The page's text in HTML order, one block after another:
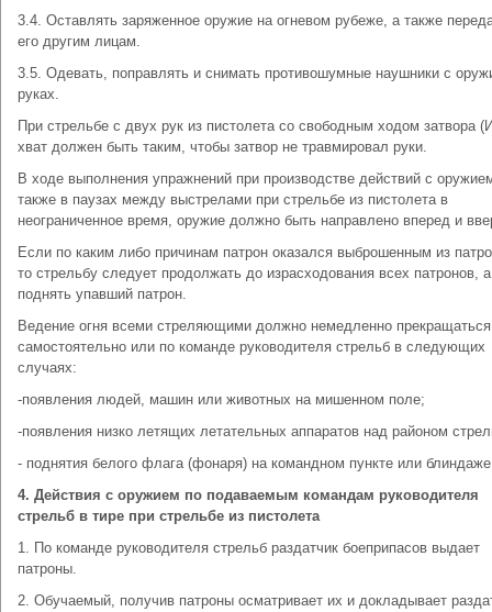
3.4. Оставлять заряженное оружие на огневом рубеже, а также
его другим лицам.
3.5. Одевать, поправлять и снимать противошумные наушники с
руках.
При стрельбе с двух рук из пистолета со свободным ходом затвора
хват должен быть таким, чтобы затвор не травмировал руки.
В ходе выполнения упражнений при производстве действий с
также в паузах между выстрелами при стрельбе из пистолета в
неограниченное время, оружие должно быть направлено вперед и
Если по каким либо причинам патрон оказался выброшенным из
то стрельбу следует продолжать до израсходования всех патронов,
поднять упавший патрон.
Ведение огня всеми стреляющими должно немедленно прекращаться
самостоятельно или по команде руководителя стрельб в следующих
случаях:
-появления людей, машин или животных на мишенном поле;
-появления низко летящих летательных аппаратов над районом
- поднятия белого флага (фонаря) на командном пункте или
4. Действия с оружием по подаваемым командам руководителя
стрельб в тире при стрельбе из пистолета
1. По команде руководителя стрельб раздатчик боеприпасов выдает
патроны.
2. Обучаемый, получив патроны осматривает их и докладывает